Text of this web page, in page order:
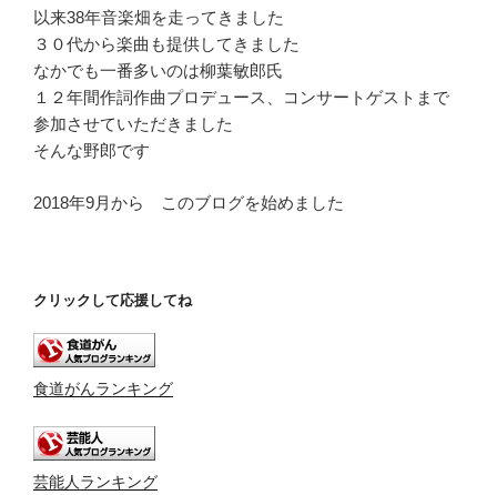
以来38年音楽畑を走ってきました
３０代から楽曲も提供してきました
なかでも一番多いのは柳葉敏郎氏
１２年間作詞作曲プロデュース、コンサートゲストまで
参加させていただきました
そんな野郎です
2018年9月から このブログを始めました
クリックして応援してね
食道がんランキング
芸能人ランキング